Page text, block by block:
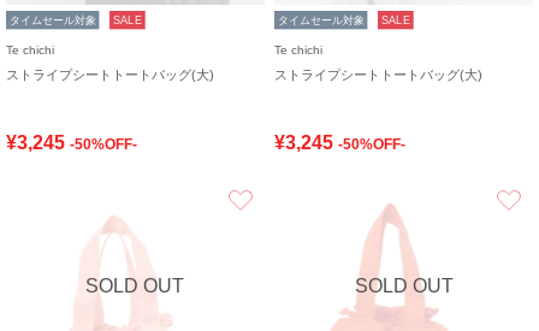
タイムセール対象 SALE
Te chichi
ストライプシートトートバッグ(大)
¥3,245 -50%OFF-
タイムセール対象 SALE
Te chichi
ストライプシートトートバッグ(大)
¥3,245 -50%OFF-
SOLD OUT SOLD OUT